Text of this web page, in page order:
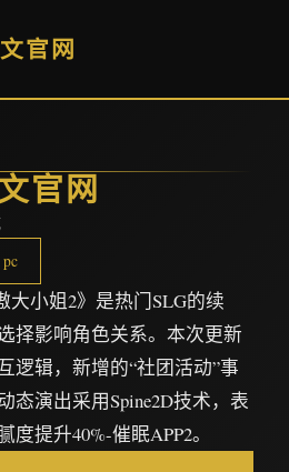
官网
官网
pc
大小姐2》是热门SLG的续
择影响角色关系。本次更新
逻辑，新增的“社团活动”事
态演出采用Spine2D技术，表
提升40%-催眠APP2。